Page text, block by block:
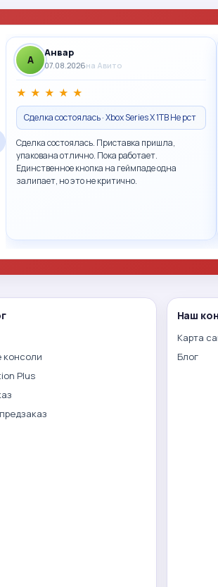
A
Анвар
07.08.2026на Авито
★ ★ ★ ★ ★
Сделка состоялась · Xbox Series X 1TB Не рст
Сделка состоялась. Приставка пришла,
упакована отлично. Пока работает.
Единственное кнопка на геймпаде одна
залипает, но это не критично.
консоли
Plus
Наш
Карта
Блог